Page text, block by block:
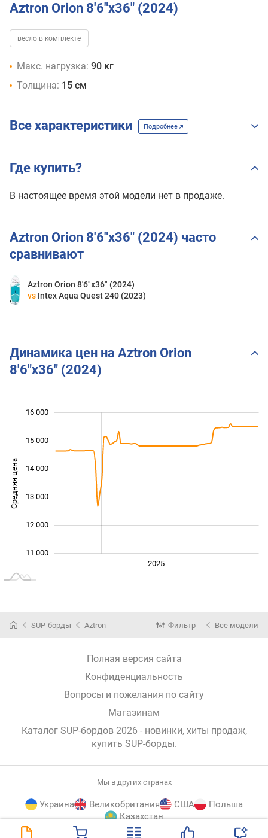
Aztron Orion 8'6"x36" (2024)
весло в комплекте
Макс. нагрузка: 90 кг
Толщина: 15 см
Все характеристики Подробнее
Где купить?
В настоящее время этой модели нет в продаже.
Aztron Orion 8'6"x36" (2024) часто
сравнивают
Aztron Orion 8'6"x36" (2024)
vs Intex Aqua Quest 240 (2023)
Динамика цен на Aztron Orion
8'6"x36" (2024)
Средняя цена
11 000
12 000
13 000
14 000
15 000
16 000
2025
SUP-борды Aztron Фильтр Все модели
Полная версия сайта
Конфиденциальность
Вопросы и пожелания по сайту
Магазинам
Каталог SUP-бордов 2026 - новинки, хиты продаж,
купить SUP-борды.
Мы в других странах
Украина Великобритания США
Польша
Казахстан